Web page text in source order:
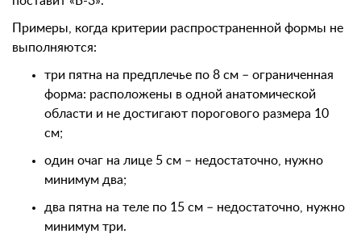
Примеры, когда критерии распространенной формы не
выполняются:
три пятна на предплечье по 8 см – ограниченная
форма: расположены в одной анатомической
области и не достигают порогового размера 10
см;
один очаг на лице 5 см – недостаточно, нужно
минимум два;
два пятна на теле по 15 см – недостаточно, нужно
минимум три.